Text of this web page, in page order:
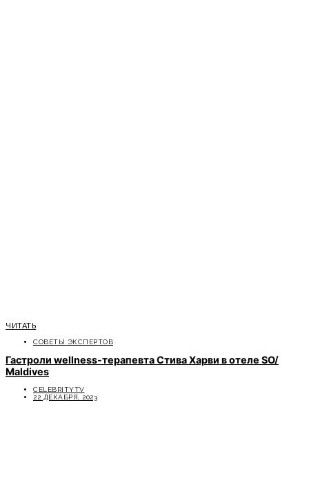
ЧИТАТЬ
СОВЕТЫ ЭКСПЕРТОВ
Гастроли wellness-терапевта Стива Харви в отеле SO/
Maldives
CELEBRITYTV
22 ДЕКАБРЯ, 2023